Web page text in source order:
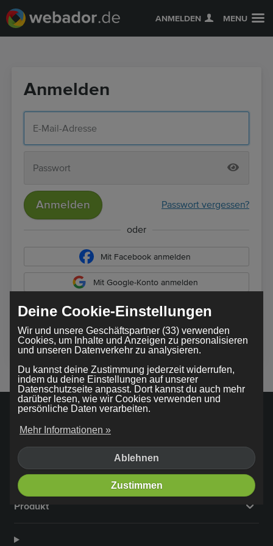
ANMELDEN MENU
Anmelden
Anmelden Passwort vergessen?
oder
Mit Facebook anmelden
Mit Google-Konto anmelden
Durch die Nutzung unseres Dienstes stimmst du unseren
AGBzu
Firma
Produkt
Deine Cookie-Einstellungen
Wir und unsere Geschäftspartner (33) verwenden
Cookies, um Inhalte und Anzeigen zu personalisieren
und unseren Datenverkehr zu analysieren.
Du kannst deine Zustimmung jederzeit widerrufen,
indem du deine Einstellungen auf unserer
Datenschutzseite anpasst. Dort kannst du auch mehr
darüber lesen, wie wir Cookies verwenden und
persönliche Daten verarbeiten.
Mehr Informationen »
Ablehnen
Zustimmen